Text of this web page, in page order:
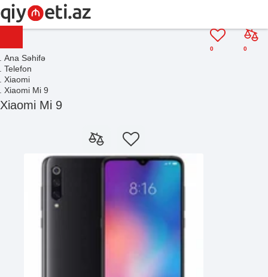
0
0
Ana Səhifə
Telefon
Xiaomi
Xiaomi Mi 9
Xiaomi Mi 9